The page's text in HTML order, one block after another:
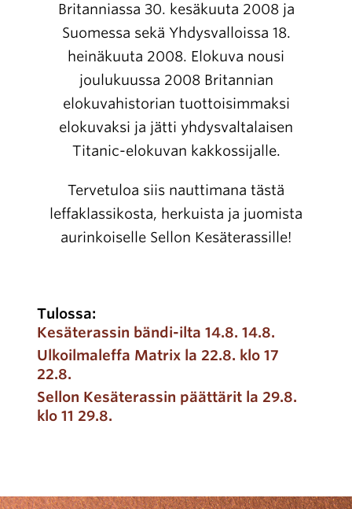
Britanniassa 30. kesäkuuta 2008 ja
Suomessa sekä Yhdysvalloissa 18.
heinäkuuta 2008. Elokuva nousi
joulukuussa 2008 Britannian
elokuvahistorian tuottoisimmaksi
elokuvaksi ja jätti yhdysvaltalaisen
Titanic-elokuvan kakkossijalle.
Tervetuloa siis nauttimana tästä
leffaklassikosta, herkuista ja juomista
aurinkoiselle Sellon Kesäterassille!
Tulossa:
Kesäterassin bändi-ilta 14.8. 14.8.
Ulkoilmaleffa Matrix la 22.8. klo 17
22.8.
Sellon Kesäterassin päättärit la 29.8.
klo 11 29.8.